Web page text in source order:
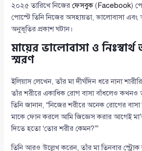
২০২৫ তারিখে নিজেরফেসবুক(Facebook)
পোস্টে তিনি নিজের অসহায়তা, ভালোবাসা এবং
অনুভূতির প্রকাশ ঘটান।
মায়ের ভালোবাসা ও
স্মরণ
ইলিয়াস লেখেন, তাঁর মা দীর্ঘদিন ধরে নানা
তাঁর শরীরে একাধিক রোগ বাসা বাঁধলেও কখনও
তিনি জানান, “নিজের শরীরে অনেক রোগের
মাকে ফোন করলে আমি জিজ্ঞেস করার আগেই
দিতে হতো ‘তোর শরীর কেমন?’”
তিনি আরও উল্লেখ করেন, তাঁর মা তিনবার